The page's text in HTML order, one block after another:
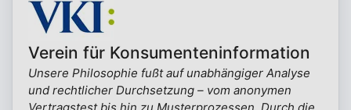
Verein für Konsumenteninformation
Unsere Philosophie fußt auf unabhängiger Analyse
und rechtlicher Durchsetzung – vom anonymen